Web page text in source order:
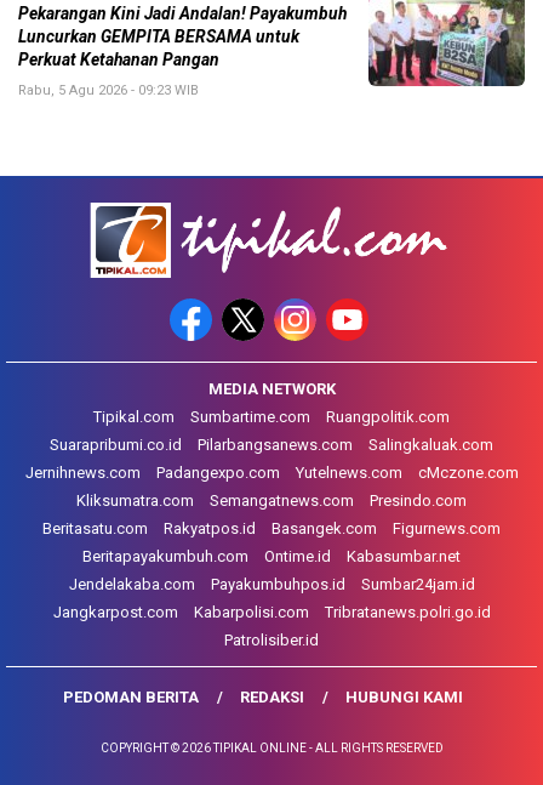
Pekarangan Kini Jadi Andalan! Payakumbuh
Luncurkan GEMPITA BERSAMA untuk
Perkuat Ketahanan Pangan
Rabu, 5 Agu 2026 - 09:23 WIB
MEDIA NETWORK
Tipikal.com
Sumbartime.com
Ruangpolitik.com
Suarapribumi.co.id
Pilarbangsanews.com
Salingkaluak.com
Jernihnews.com
Padangexpo.com Yutelnews.com
cMczone.com
Kliksumatra.com
Semangatnews.com
Presindo.com
Beritasatu.com
Rakyatpos.id Basangek.com
Figurnews.com
Beritapayakumbuh.com
Ontime.id
Kabasumbar.net
Jendelakaba.com
Payakumbuhpos.id
Sumbar24jam.id
Jangkarpost.com
Kabarpolisi.com
Tribratanews.polri.go.id
Patrolisiber.id
PEDOMAN BERITA REDAKSI HUBUNGI KAMI
COPYRIGHT © 2026 TIPIKAL ONLINE - ALL RIGHTS RESERVED